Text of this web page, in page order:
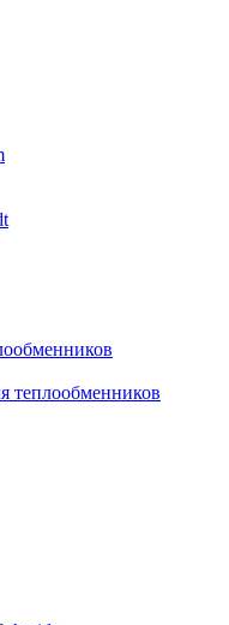
теплообменников